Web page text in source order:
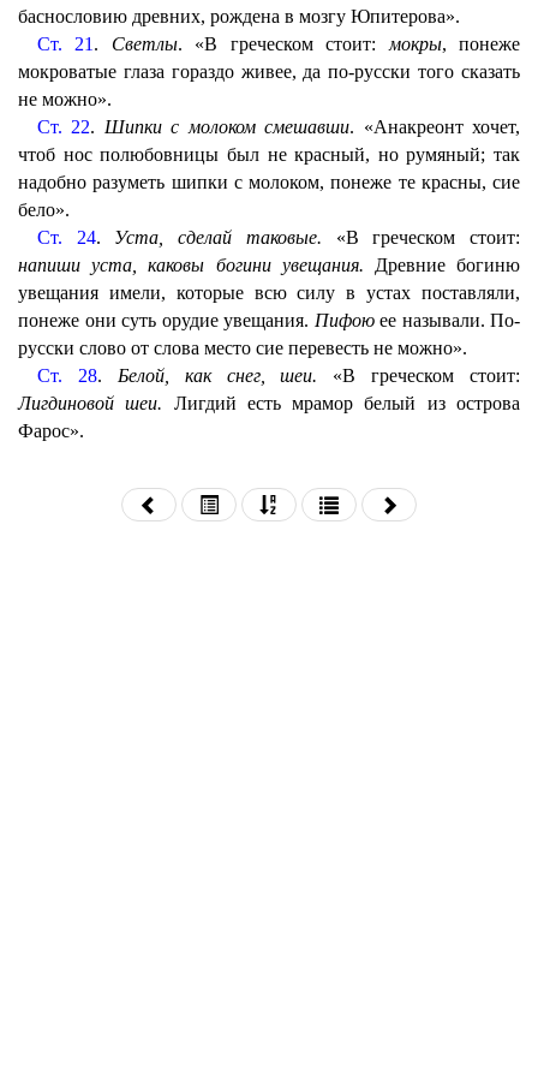
баснословию древних, рождена в мозгу Юпитерова».
Ст. 21 . Светлы. «В греческом стоит: мокры, понеже
мокроватые глаза гораздо живее, да по-русски того сказать
не можно».
Ст. 22. Шипки с молоком смешавши. «Анакреонт хочет,
чтоб нос полюбовницы был не красный, но румяный; так
надобно разуметь шипки с молоком, понеже те красны, сие
бело».
Ст. 24. Уста, сделай таковые. «В греческом стоит:
напиши уста, каковы богини увещания. Древние богиню
увещания имели, которые всю силу в устах поставляли,
понеже они суть орудие увещания. Пифоюее называли. По-
русски слово от слова место сие перевесть не можно».
Ст. 28. Белой, как снег, шеи. «В греческом стоит:
Лигдиновой шеи. Лигдий есть мрамор белый из острова
Фарос».